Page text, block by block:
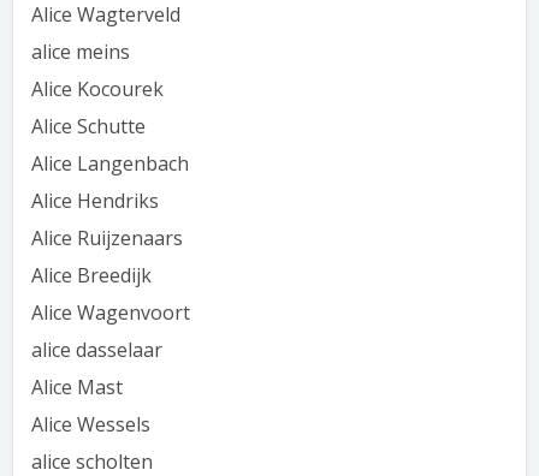
Alice Wagterveld
alice meins
Alice Kocourek
Alice Schutte
Alice Langenbach
Alice Hendriks
Alice Ruijzenaars
Alice Breedijk
Alice Wagenvoort
alice dasselaar
Alice Mast
Alice Wessels
alice scholten